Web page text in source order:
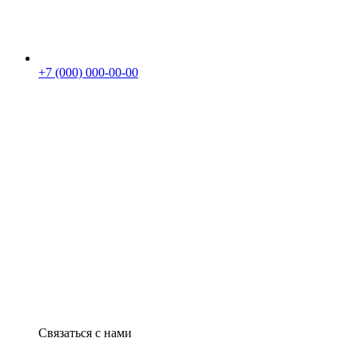
+7 (000) 000-00-00
Связаться с нами